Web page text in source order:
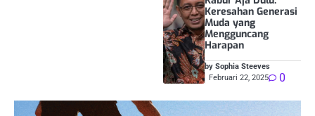
Keresahan Generasi
Muda yang
Mengguncang
Harapan
by Sophia Steeves
Februari 22, 2025
0